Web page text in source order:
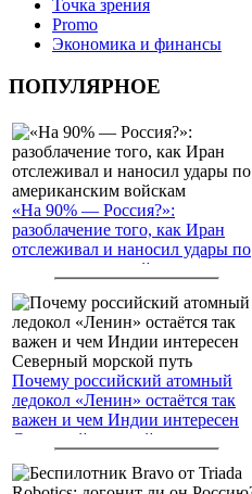
Точка зрения
Promo
Экономика и финансы
ПОПУЛЯРНОЕ
«На 90% — Россия?»:
разоблачение того, как Иран
отслеживал и наносил удары по
американским войскам
Почему российский атомный
ледокол «Ленин» остаётся так
важен и чем Индии интересен
Северный морской путь